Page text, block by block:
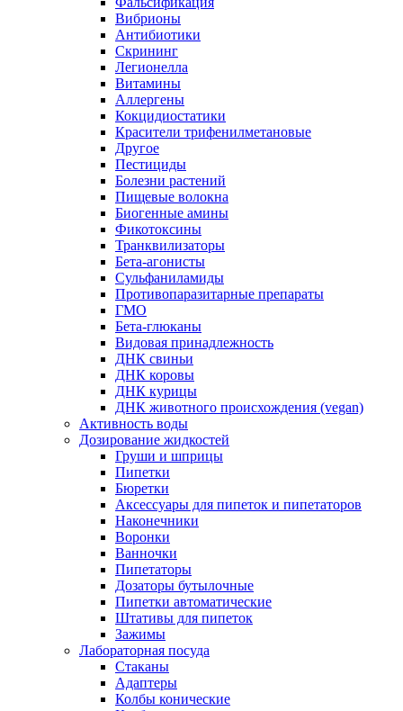
Вибрионы
Антибиотики
Скрининг
Легионелла
Витамины
Аллергены
Кокцидиостатики
Красители трифенилметановые
Другое
Пестициды
Болезни растений
Пищевые волокна
Биогенные амины
Фикотоксины
Транквилизаторы
Бета-агонисты
Сульфаниламиды
Противопаразитарные препараты
ГМО
Бета-глюканы
Видовая принадлежность
ДНК свиньи
ДНК коровы
ДНК курицы
ДНК животного происхождения (vegan)
Активность воды
Дозирование жидкостей
Груши и шприцы
Пипетки
Бюретки
Аксессуары для пипеток и пипетаторов
Наконечники
Воронки
Ванночки
Пипетаторы
Дозаторы бутылочные
Пипетки автоматические
Штативы для пипеток
Зажимы
Лабораторная посуда
Стаканы
Адаптеры
Колбы конические